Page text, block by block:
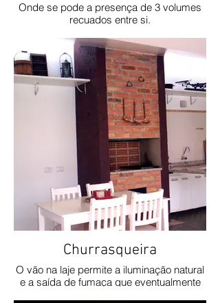
Onde se pode a presença de 3 volumes
recuados entre si.
Churrasqueira
O vão na laje permite a iluminação natural
e a saída de fumaça que eventualmente